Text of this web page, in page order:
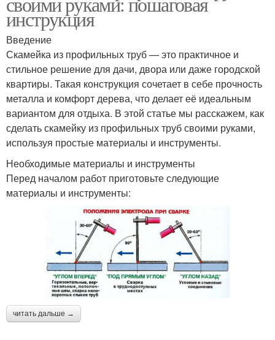
инструкция
Введение
Скамейка из профильных труб — это практичное и
стильное решение для дачи, двора или даже городской
квартиры. Такая конструкция сочетает в себе прочность
металла и комфорт дерева, что делает её идеальным
вариантом для отдыха. В этой статье мы расскажем, как
сделать скамейку из профильных труб своими руками,
используя простые материалы и инструменты.
Необходимые материалы и инструменты
Перед началом работ приготовьте следующие
материалы и инструменты:
читать дальше →